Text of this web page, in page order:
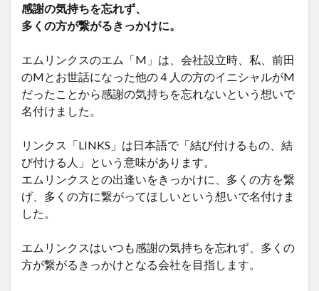
感謝の気持ちを忘れず、
多くの方が繋がるきっかけに。
エムリンクスのエム「M」は、会社設立時、私、前田
のMとお世話になった他の４人の方のイニシャルがM
だったことから感謝の気持ちを忘れないという想いで
名付けました。
リンクス「LINKS」は日本語で「結び付けるもの、結
び付ける人」という意味があります。
エムリンクスとの出逢いをきっかけに、多くの方を繋
げ、多くの方に繋がってほしいという想いで名付けま
した。
エムリンクスはいつも感謝の気持ちを忘れず、多くの
方が繋がるきっかけとなる会社を目指します。